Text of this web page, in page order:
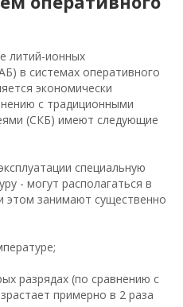
литий-ионных
в системах оперативного
экономически
с традиционными
(СКБ) имеют следующие
специальную
- могут располагаться в
занимают существенно
разрядах (по сравнению с
примерно в 2 раза